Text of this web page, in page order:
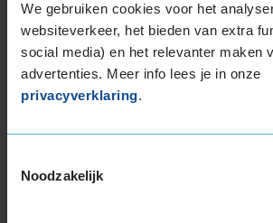
We gebruiken cookies voor het
websiteverkeer, het bieden van extra
social media) en het relevanter maken
advertenties. Meer info lees je in onze
privacyverklaring.
Noodzakelijk
265/35R19 98Y EXTRALOAD
265/35R19 98Y EXTRALOAD
265/35R19 98Y EXTRALOAD
265/35R19 98Y EXTRALOAD
265/35R19 98Y EXTRALOAD
265/40R19 102Y EXTRALOAD